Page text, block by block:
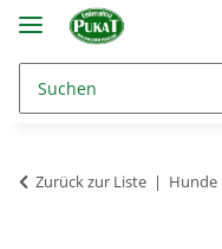
Zurück zur Liste Hunde